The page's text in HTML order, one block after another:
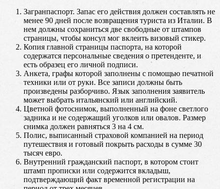
Загранпаспорт. Запас его действия должен составлять не
менее 90 дней после возвращения туриста из Италии. В
нем должны сохраниться две свободные от штампов
страницы, чтобы консул мог вклеить визовый стикер.
Копия главной страницы паспорта, на которой
содержатся персональные сведения о претенденте, и
есть образец его личной подписи.
Анкета, графы которой заполнены с помощью печатной
техники или от руки. Все записи должны быть
произведены разборчиво. Язык заполнения заявитель
может выбрать итальянский или английский.
Цветной фотоснимок, выполненный на фоне светлого
задника и не содержащий уголков или овалов. Размер
снимка должен равняться 3 на 4 см.
Полис, выписанный страховой компанией на период
путешествия и готовый покрыть расходы в сумме 30
тысяч евро.
Внутренний гражданский паспорт, в котором стоит
штамп прописки или содержится вкладыш,
подтверждающий факт временной регистрации на